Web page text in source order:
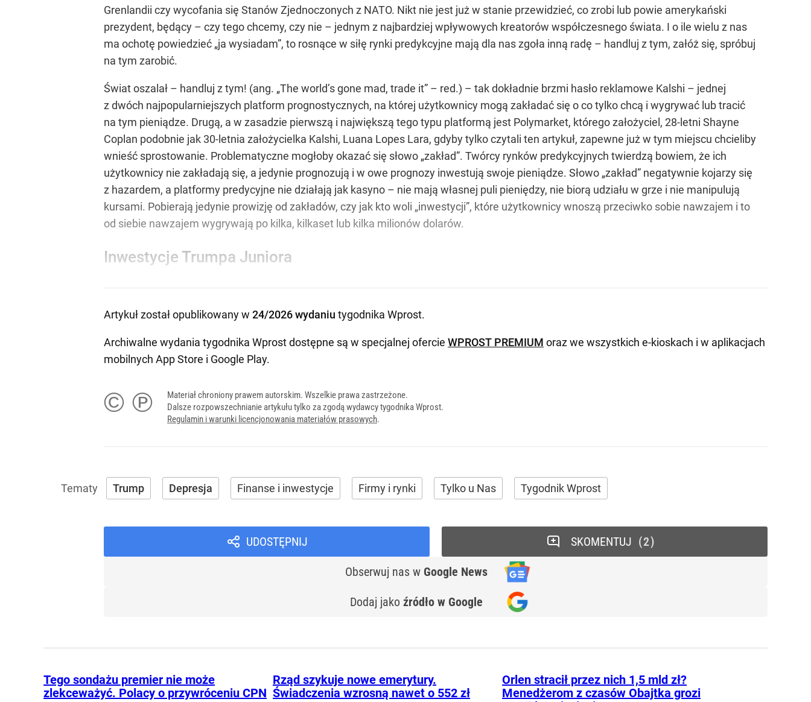
Grenlandii czy wycofania się Stanów Zjednoczonych z NATO. Nikt nie jest już w stanie przewidzieć, co zrobi lub powie amerykański
prezydent, będący – czy tego chcemy, czy nie – jednym z najbardziej wpływowych kreatorów współczesnego świata. I o ile wielu z nas
ma ochotę powiedzieć „ja wysiadam”, to rosnące w siłę rynki predykcyjne mają dla nas zgoła inną radę – handluj z tym, załóż się, spróbuj
na tym zarobić.
Świat oszalał – handluj z tym! (ang. „The world’s gone mad, trade it” – red.) – tak dokładnie brzmi hasło reklamowe Kalshi – jednej
z dwóch najpopularniejszych platform prognostycznych, na której użytkownicy mogą zakładać się o co tylko chcą i wygrywać lub tracić
na tym pieniądze. Drugą, a w zasadzie pierwszą i największą tego typu platformą jest Polymarket, którego założyciel, 28-letni Shayne
Coplan podobnie jak 30-letnia założycielka Kalshi, Luana Lopes Lara, gdyby tylko czytali ten artykuł, zapewne już w tym miejscu chcieliby
wnieść sprostowanie. Problematyczne mogłoby okazać się słowo „zakład”. Twórcy rynków predykcyjnych twierdzą bowiem, że ich
użytkownicy nie zakładają się, a jedynie prognozują i w owe prognozy inwestują swoje pieniądze. Słowo „zakład” negatywnie kojarzy się
z hazardem, a platformy predycyjne nie działają jak kasyno – nie mają własnej puli pieniędzy, nie biorą udziału w grze i nie manipulują
kursami. Pobierają jedynie prowizję od zakładów, czy jak kto woli „inwestycji”, które użytkownicy wnoszą przeciwko sobie nawzajem i to
od siebie nawzajem wygrywają po kilka, kilkaset lub kilka milionów dolarów.
Inwestycje Trumpa Juniora
Artykuł został opublikowany w 24/2026 wydaniu tygodnika Wprost.
Archiwalne wydania tygodnika Wprost dostępne są w specjalnej ofercie WPROST PREMIUM oraz we wszystkich e-kioskach i w aplikacjach
mobilnych App Store i Google Play.
© ℗
Materiał chroniony prawem autorskim. Wszelkie prawa zastrzeżone.
Dalsze rozpowszechnianie artykułu tylko za zgodą wydawcy tygodnika Wprost.
Regulamin i warunki licencjonowania materiałów prasowych.
Trump Depresja Finanse i inwestycje Firmy i rynki Tylko u Nas Tygodnik Wprost
UDOSTĘPNIJ
Obserwuj nas w Google News
Dodaj jako źródło w Google
SKOMENTUJ 2
Tego sondażu premier nie może
zlekceważyć. Polacy o przywróceniu CPN
Rząd szykuje nowe emerytury.
Świadczenia wzrosną nawet o 552 zł
Orlen stracił przez nich 1,5 mld zł?
Menedżerom z czasów Obajtka grozi